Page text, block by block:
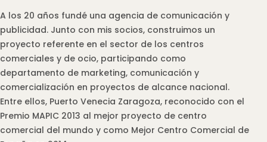
A los 20 años fundé una agencia de comunicación y
publicidad. Junto con mis socios, construimos un
proyecto referente en el sector de los centros
comerciales y de ocio, participando como
departamento de marketing, comunicación y
comercialización en proyectos de alcance nacional.
Entre ellos, Puerto Venecia Zaragoza, reconocido con el
Premio MAPIC 2013 al mejor proyecto de centro
comercial del mundo y como Mejor Centro Comercial de